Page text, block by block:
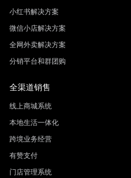
小红书解决方案
微信小店解决方案
全网外卖解决方案
分销平台和群团购
全渠道销售
线上商城系统
本地生活一体化
跨境业务经营
有赞支付
门店管理系统